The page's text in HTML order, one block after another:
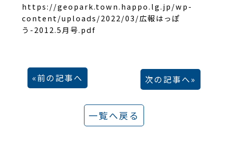
https://geopark.town.happo.lg.jp/wp-
content/uploads/2022/03/広報はっぽ
う-2012.5月号.pdf
前の記事へ 次の記事へ
一覧へ戻る